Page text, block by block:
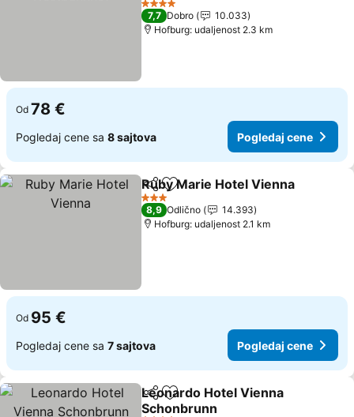
4 Zvezdice
7,7 Dobro
10.033
Hofburg: udaljenost 2.3 km
Od 78 €
Pogledaj cene sa 8 sajtova Pogledaj cene
Deli Dodati u favorite
Ruby Marie Hotel Vienna
3 Zvezdice
8,9 Odlično
14.393
Hofburg: udaljenost 2.1 km
Od 95 €
Pogledaj cene sa 7 sajtova Pogledaj cene
Deli Dodati u favorite
Leonardo Hotel Vienna
Schonbrunn